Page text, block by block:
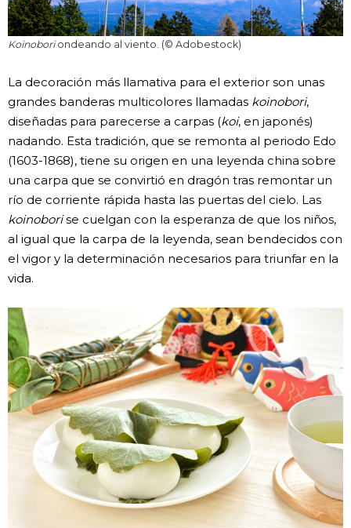
Koinoboriondeando al viento. (© Adobestock)
La decoración más llamativa para el exterior son unas
grandes banderas multicolores llamadas koinobori,
diseñadas para parecerse a carpas (koi, en japonés)
nadando. Esta tradición, que se remonta al periodo Edo
(1603-1868), tiene su origen en una leyenda china sobre
una carpa que se convirtió en dragón tras remontar un
río de corriente rápida hasta las puertas del cielo. Las
koinoborise cuelgan con la esperanza de que los niños,
al igual que la carpa de la leyenda, sean bendecidos con
el vigor y la determinación necesarios para triunfar en la
vida.